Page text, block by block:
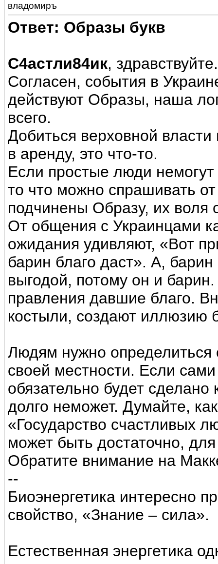
владомиръ
Ответ: Образы букв
С4астли84ик, здравствуйте.
Согласен, события в
действуют Образы, наша
всего.
Добиться верховной
в аренду, это что-то.
Если простые люди немогут
то что можно спрашивать
подчинены Образу, их воля
От общения с Украинцами
ожидания удивляют, «Вот
барин благо даст». А, барин
выгодой, потому он и
правления давшие благо.
костыли, создают иллюзию
Людям нужно
своей местности. Если
обязательно будет
долго неможет. Думайте,
«Государство счастливых
может быть достаточно,
Обратите внимание на
--
Биоэнергетика интересно
свойство, «Знание – сила».
Естественная энергетика